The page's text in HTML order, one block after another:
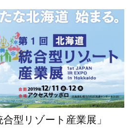
型リゾート産業展」